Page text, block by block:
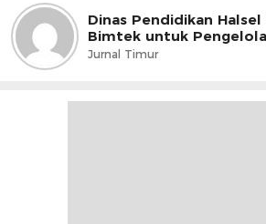
Dinas Pendidikan
Bimtek untuk Pengelola
Jurnal Timur